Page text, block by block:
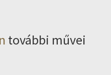
további művei